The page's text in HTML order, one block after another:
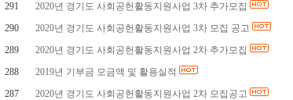
291
2020년 경기도 사회공헌활동지원사업 3차 추가모집
290
2020년 경기도 사회공헌활동지원사업 3차 모집 공고
289
2020년 경기도 사회공헌활동지원사업 2차 추가모집
288
2019년 기부금 모금액 및 활용실적
287
2020년 경기도 사회공헌활동지원사업 2차 모집공고